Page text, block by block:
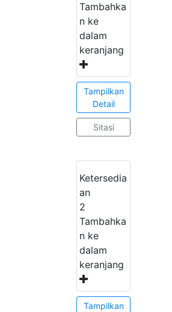
Tambahka
n ke
dalam
keranjang
Tampilkan
Detail
Sitasi
Ketersedia
an
2
Tambahka
n ke
dalam
keranjang
Tampilkan